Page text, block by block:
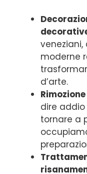
moderne
d’arte.
dire
tornare a